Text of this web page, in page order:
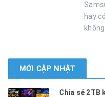
hay
không
MỚI CẬP NHẬT
Chia sẻ 2TB